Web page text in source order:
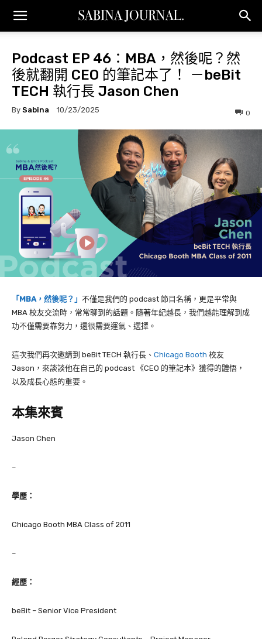
Podcast EP 46：MBA，然後呢？然
後就翻開 CEO 的筆記本了！ －beBit
TECH 執行長 Jason Chen
By Sabina 10/23/2025 0
「MBA，然後呢？」 不僅是我們的 podcast 節目名稱，更是平常與
MBA 校友交流時，常常聊到的話題。隨著年紀越長，我們越能理解到成
功不僅需要靠努力，還很需要運氣、選擇。
這次我們再次邀請到 beBit TECH 執行長、 Chicago Booth 校友
Jason，來談談他在自己的 podcast 《CEO 的筆記本》獲得的體悟，
以及成長心態的重要。
本集來賓
Jason Chen
–
學歷：
Chicago Booth MBA Class of 2011
–
經歷：
beBit – Senior Vice President